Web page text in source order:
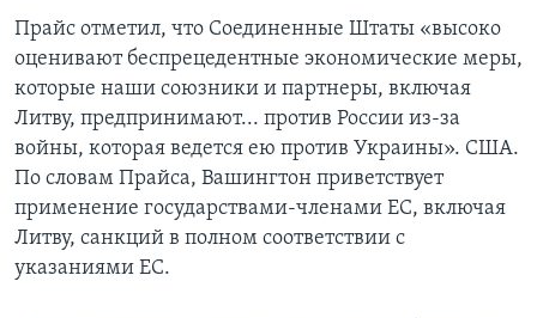
Прайс отметил, что Соединенные Штаты «высоко
оценивают беспрецедентные экономические меры,
которые наши союзники и партнеры, включая
Литву, предпринимают... против России из-за
войны, которая ведется ею против Украины». США.
По словам Прайса, Вашингтон приветствует
применение государствами-членами ЕС, включая
Литву, санкций в полном соответствии с
указаниями ЕС.